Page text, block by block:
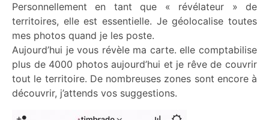
Personnellement en tant que « révélateur » de
territoires, elle est essentielle. Je géolocalise toutes
mes photos quand je les poste.
Aujourd’hui je vous révèle ma carte. elle comptabilise
plus de 4000 photos aujourd’hui et je rêve de couvrir
tout le territoire. De nombreuses zones sont encore à
découvrir, j’attends vos suggestions.